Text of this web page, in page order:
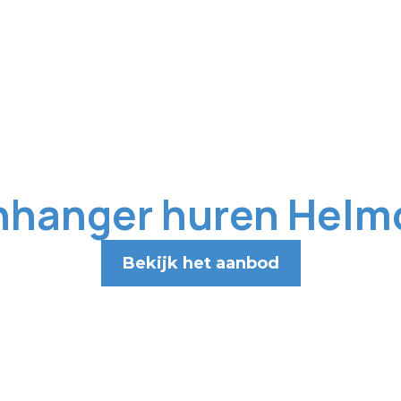
huren
Bekijk het aanbod